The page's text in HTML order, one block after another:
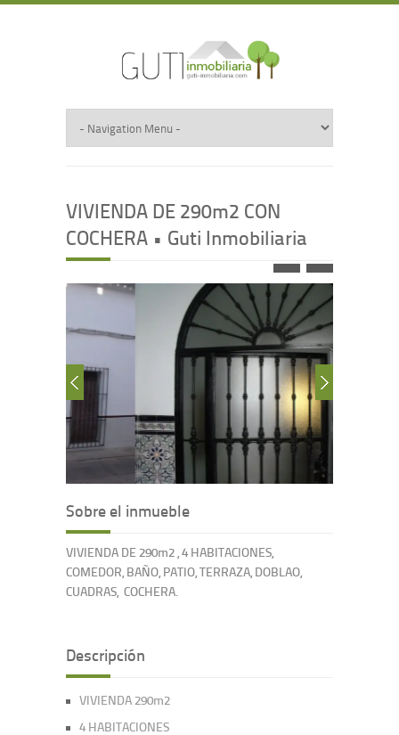
VIVIENDA DE 290m2 CON
COCHERA • Guti Inmobiliaria
Sobre el inmueble
VIVIENDA DE 290m2 , 4 HABITACIONES,
COMEDOR, BAÑO, PATIO, TERRAZA, DOBLAO,
CUADRAS, COCHERA.
Descripción
VIVIENDA 290m2
4 HABITACIONES